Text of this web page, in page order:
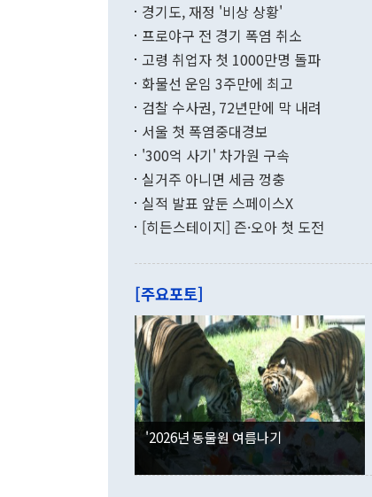
무너졌
함께 4
"우리의
관은 업
이 9월
며 "정부
은 "그
잘랐다.
않았다
사합의
권이라
뒤 "여
부의
를 거쳐
련 부처
며 월간
196.9%
수출은
기록했
로 전환
는 배당
였던 올
인의 해
각각 증
국인의
감소하
경신했
분기 말
다. 내
다.
경기도, 재정 '비상 상황'
프로야구 전 경기 폭염 취소
고령 취업자 첫 1000만명 돌파
화물선 운임 3주만에 최고
검찰 수사권, 72년만에 막 내려
서울 첫 폭염중대경보
'300억 사기' 차가원 구속
실거주 아니면 세금 껑충
실적 발표 앞둔 스페이스X
[히든스테이지] 즌·오아 첫 도전
[주요포토]
'2026년 동물원 여름나기